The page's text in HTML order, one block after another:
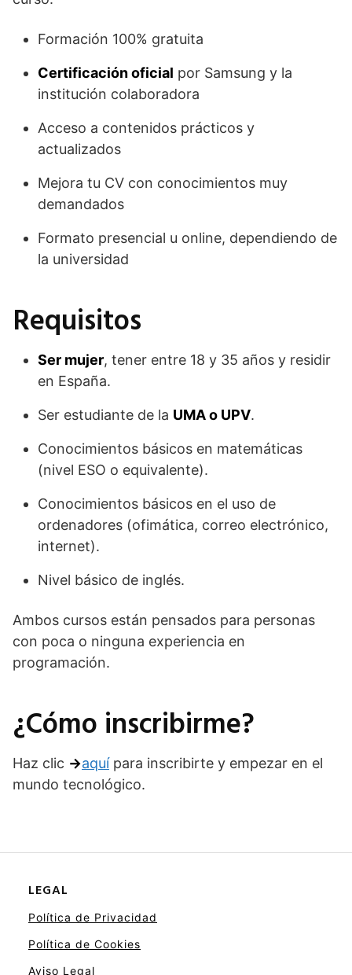
Formación 100% gratuita
Certificación oficial por Samsung y la
institución colaboradora
Acceso a contenidos prácticos y
actualizados
Mejora tu CV con conocimientos muy
demandados
Formato presencial u online, dependiendo de
la universidad
Requisitos
Ser mujer, tener entre 18 y 35 años y residir
en España.
Ser estudiante de la UMA o UPV.
Conocimientos básicos en matemáticas
(nivel ESO o equivalente).
Conocimientos básicos en el uso de
ordenadores (ofimática, correo electrónico,
internet).
Nivel básico de inglés.
Ambos cursos están pensados para personas
con poca o ninguna experiencia en
programación.
¿Cómo inscribirme?
Haz clic →aquípara inscribirte y empezar en el
mundo tecnológico.
LEGAL
Política de Privacidad
Política de Cookies
Aviso Legal